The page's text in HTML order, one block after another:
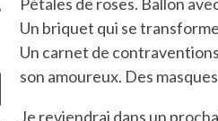
Un briquet qui se
Un carnet de
son amoureux. Des
Je reviendrai dans un